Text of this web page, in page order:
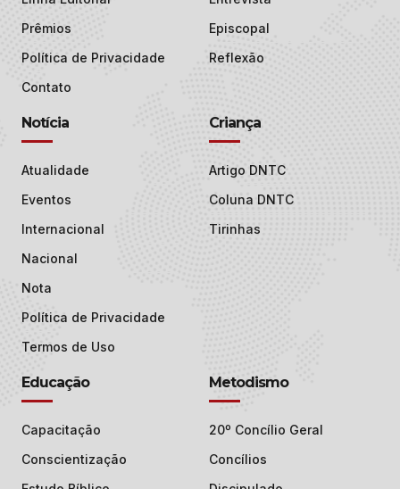
Prêmios
Política de Privacidade
Contato
Episcopal
Reflexão
Notícia
Atualidade
Eventos
Internacional
Nacional
Nota
Política de Privacidade
Termos de Uso
Criança
Artigo DNTC
Coluna DNTC
Tirinhas
Educação
Capacitação
Conscientização
Metodismo
20º Concílio Geral
Concílios